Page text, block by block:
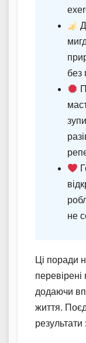
без
не
Ці поради
перевірені
додаючи
життя.